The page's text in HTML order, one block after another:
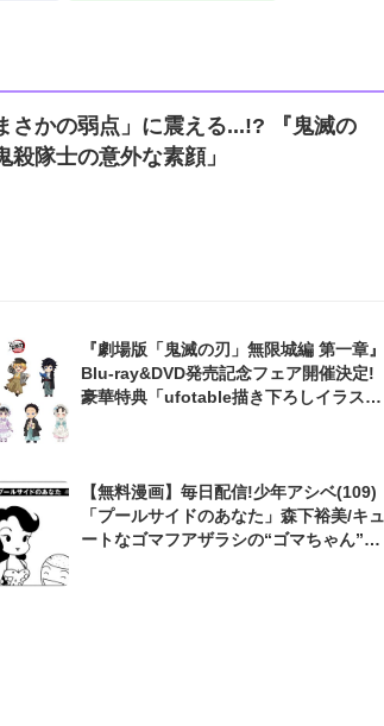
さかの弱点」に震える...!? 『鬼滅の
隊士の意外な素顔」
『劇場版「鬼滅の刃」無限城編 第一章』
Blu-ray&DVD発売記念フェア開催決定!
豪華特典「ufotable描き下ろしイラス
【無料漫画】毎日配信!少年アシベ(109)
「プールサイドのあなた」森下裕美/キュ
ートなゴマフアザラシの“ゴマちゃん”を